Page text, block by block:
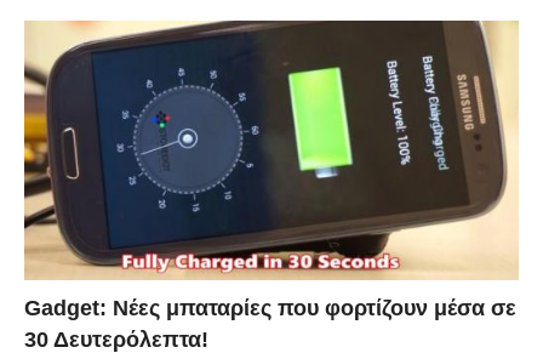
Gadget: Νέες μπαταρίες που φορτίζουν μέσα σε
30 Δευτερόλεπτα!